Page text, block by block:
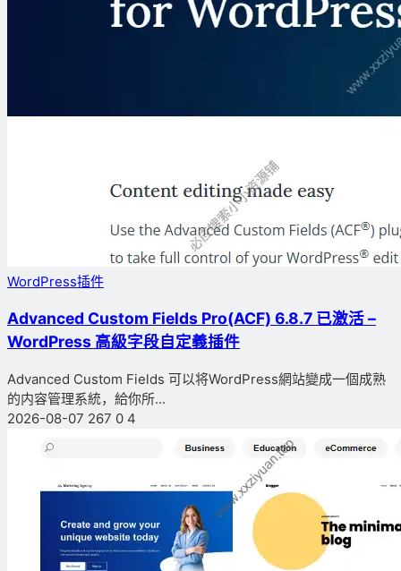
WordPress插件
Advanced Custom Fields Pro(ACF) 6.8.7 已激活 –
WordPress 高級字段自定義插件
Advanced Custom Fields 可以将WordPress網站變成一個成熟
的内容管理系統，給你所...
2026-08-07 267 0 4